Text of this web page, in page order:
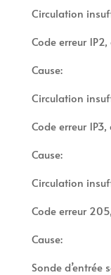
Circulation
Code erreur
Cause:
Circulation
Code erreur
Cause:
Circulation
Code erreur
Cause:
Sonde